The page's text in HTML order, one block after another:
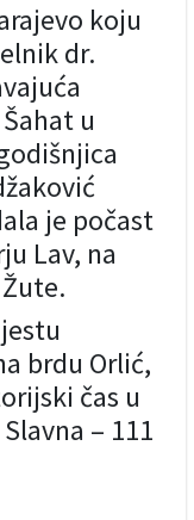
koju
dr.
u
je počast
Lav, na
brdu Orlić,
čas u
– 111